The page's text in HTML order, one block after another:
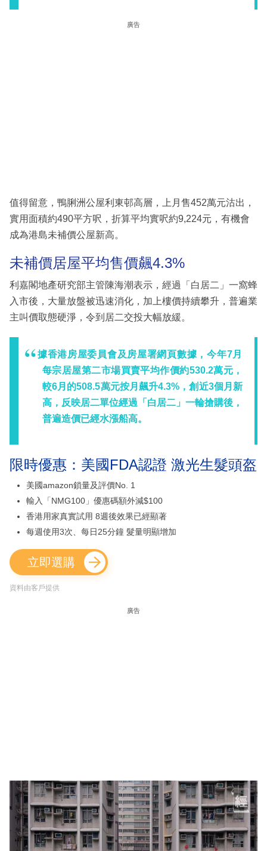
廣告
值得留意，鴨脷洲公屋利東邨高層，上月售452萬元沽出，
實用面積約490平方呎，折算平均實呎約9,224元，有機會
成為港島未補價公屋新高。
未補價居屋平均售價飆4.3%
利嘉閣地產研究部主管陳海潮表示，經過「白居二」一窩蜂
入市後，大量放盤被迅速消化，加上樓價持續攀升，普遍業
主叫價取態硬淨，令到居二交投大幅放緩。
據香港房屋委員會及房屋署網頁數據，今年7月
每宗居屋第二市場買賣平均作價約530.2萬元，
較6月的508.5萬元按月飆升4.3%，創近3個月新
高，反映居二單位經過「白居二」一輪搶購後，
普遍造價已經水漲船高。
限時優惠：美國FDA認證 激光生髮頭盔
美國amazon鎖量及評價No. 1
輸入「NMG100」優惠碼額外減$100
香港用家真實試用 8週後效果已經顯著
每週使用3次、每日25分鐘 髮量明顯增加
立即選購
資料由客戶提供
廣告